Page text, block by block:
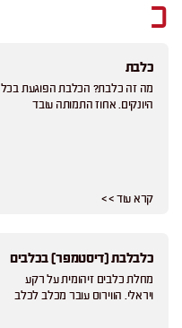
כ
כלבת
מה זה כלבת? הכלבת הפוגעת בכל
היונקים. אחוז התמותה עובד
קרא עוד > >
כלבלבת (דיסטמפר) בכלבים
מחלת כלבים זיהומית על רקע
ויראלי. הווירוס עובר מכלב לכלב